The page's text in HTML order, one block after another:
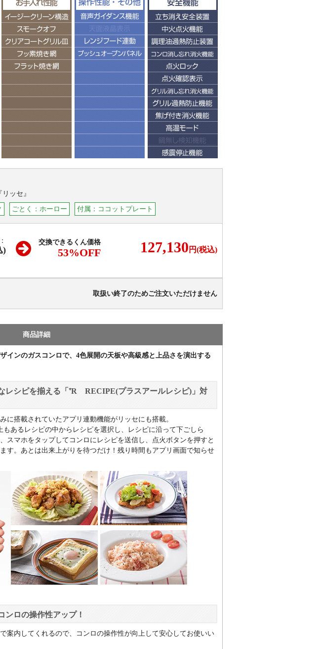
ッセ』
ごとく：ホーロー 付属：ココットプレート
)
交換できるくん価格
53%OFF 127,130 円(税込)
取扱い終了のためご注文いただけません
商品詳細
インのガスコンロで、4色展開の天板や高級感と上品さを演出する
レシピを揃える「⁺R RECIPE(プラスアールレシピ)」対
に搭載されていたアプリ連動機能がリッセにも搭載。
もあるレシピの中からレシピを選択し、レシピに沿って下ごしら
スマホをタップしてコンロにレシピを送信し、点火ボタンを押すと
す。あとは出来上がりを待つだけ！残り時間もアプリ画面で知らせ
ンロの操作性アップ！
案内してくれるので、コンロの操作性が向上して安心してお使いい